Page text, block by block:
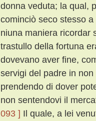
donna veduta; la qual,
cominciò seco stesso
niuna maniera ricordar
trastullo della fortuna
dovevano aver fine,
servigi del padre in
prendendo di dover
non sentendovi il
093 ] Il quale, a lei